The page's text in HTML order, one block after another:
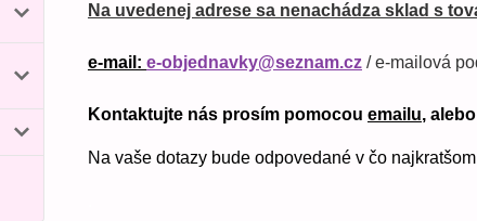
Na uvedenej adrese sa nenachádza sklad s
e-mail: e-objednavky@seznam.cz / e-mailová
Kontaktujte nás prosím pomocou emailu,
Na vaše dotazy bude odpovedané v čo